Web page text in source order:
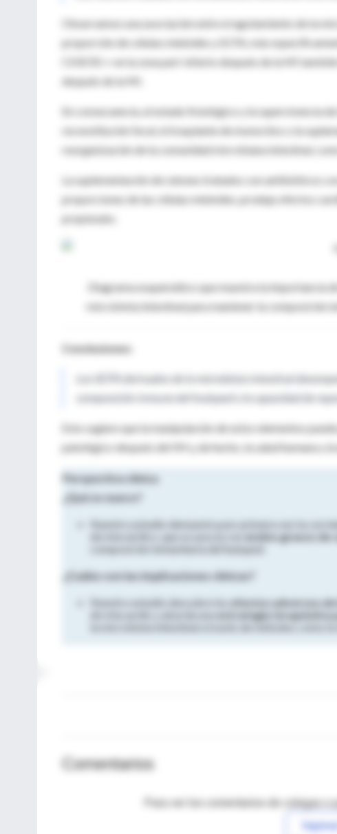
Observamos una asociación entre el agotamiento de la
proporción de células mieloides y SCFA, más
CX3CR1 + en la zona peri-infarto después de la MI
después de la MI.
En consecuencia, el estado fisiológico y la supervivencia
reconstitución fecal, el trasplante de monocitos o la
reorganización de la comunidad microbiana intestinal,
La suplementación de ratones tratados con antibióticos
proporciones de las células mieloides, produjo efectos
propionato.
Diagrama esquemático que muestra la importancia
microbiota intestinal para mantener la composición
Conclusiones:
Los SCFA derivados de la microbiota intestinal
composición inmune del huésped y la capacidad de
Esto sugiere que la manipulación de estos elementos
patológico después del IM y, de hecho, la salud humana y
Perspectiva clinica
¿Qué es nuevo?
Nuestro estudio demuestra por primera vez la
ácidos grasos de
¿Cuáles son las implicaciones clínicas?
Nuestro estudio descubre losefectos adversos
estrategia terapéutica
Comentarios
Para ver los comentarios de colegas